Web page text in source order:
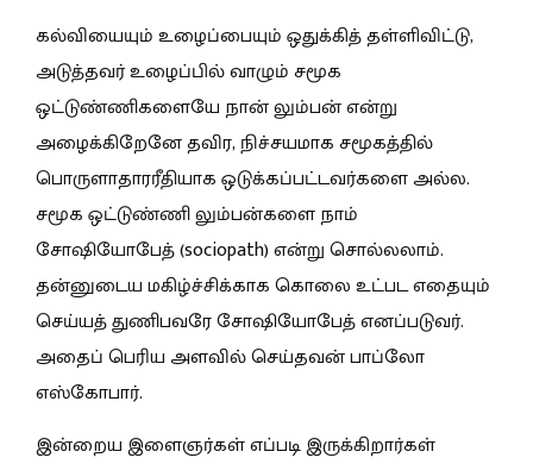
கல்வியையும் உழைப்பையும் ஒதுக்கித் தள்ளிவிட்டு,
அடுத்தவர் உழைப்பில் வாழும் சமூக
ஒட்டுண்ணிகளையே நான் லும்பன் என்று
அழைக்கிறேனே தவிர, நிச்சயமாக சமூகத்தில்
பொருளாதாரரீதியாக ஒடுக்கப்பட்டவர்களை அல்ல.
சமூக ஒட்டுண்ணி லும்பன்களை நாம்
சோஷியோபேத் (sociopath) என்று சொல்லலாம்.
தன்னுடைய மகிழ்ச்சிக்காக கொலை உட்பட எதையும்
செய்யத் துணிபவரே சோஷியோபேத் எனப்படுவர்.
அதைப் பெரிய அளவில் செய்தவன் பாப்லோ
எஸ்கோபார்.
இன்றைய இளைஞர்கள் எப்படி இருக்கிறார்கள்